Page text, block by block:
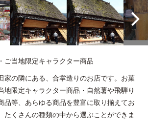
ご当地限定キャラクター商品
家の隣にある、合掌造りのお店です。お菓
地限定キャラクター商品・自然薯や飛騨り
品等、あらゆる商品を豊富に取り揃えてお
たくさんの種類の中から選ぶことができま